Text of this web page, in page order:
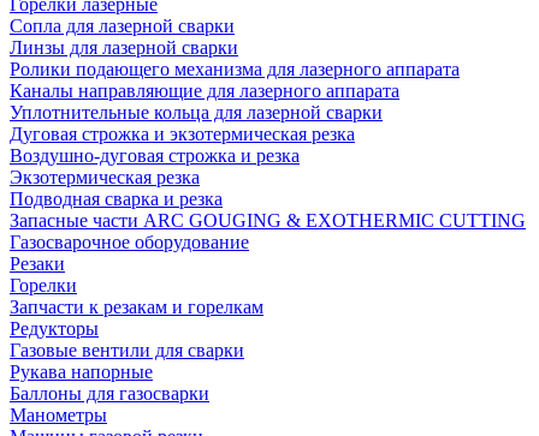
Горелки лазерные
Сопла для лазерной сварки
Линзы для лазерной сварки
Ролики подающего механизма для лазерного аппарата
Каналы направляющие для лазерного аппарата
Уплотнительные кольца для лазерной сварки
Дуговая строжка и экзотермическая резка
Воздушно-дуговая строжка и резка
Экзотермическая резка
Подводная сварка и резка
Запасные части ARC GOUGING & EXOTHERMIC CUTTING
Газосварочное оборудование
Резаки
Горелки
Запчасти к резакам и горелкам
Редукторы
Газовые вентили для сварки
Рукава напорные
Баллоны для газосварки
Манометры